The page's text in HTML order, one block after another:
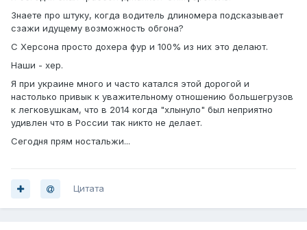
Знаете про штуку, когда водитель длиномера подсказывает
сзажи идущему возможность обгона?
С Херсона просто дохера фур и 100% из них это делают.
Наши - хер.
Я при украине много и часто катался этой дорогой и
настолько привык к уважительному отношению большегрузов
к легковушкам, что в 2014 когда "хлынуло" был неприятно
удивлен что в России так никто не делает.
Сегодня прям ностальжи...
Цитата